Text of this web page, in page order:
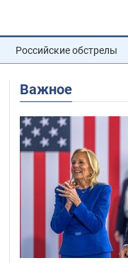
Российские обстрелы
Важное